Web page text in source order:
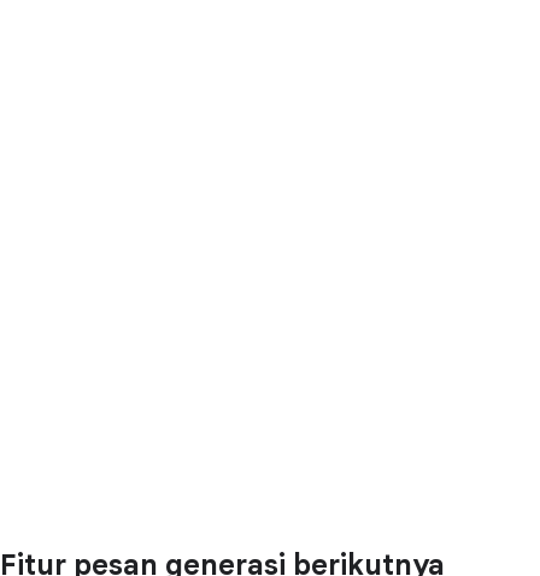
Fitur pesan generasi berikutnya